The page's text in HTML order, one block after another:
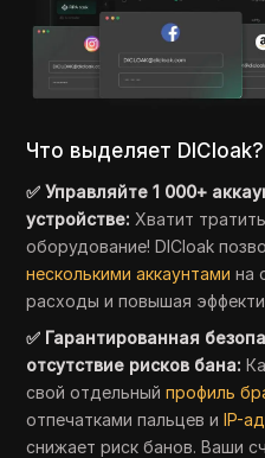
Что выделяет DICloak?
✅ Управляйте 1 000+
устройстве: Хватит
оборудование! DICloak
несколькими аккаунтами на
расходы и повышая
✅ Гарантированная
отсутствие рисков бана:
свой отдельныйпрофиль
отпечатками пальцев иIP-
снижает риск банов. Ваши